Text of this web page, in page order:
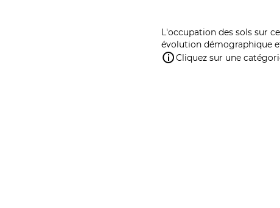
L'occupation des sols sur
évolution démographique
Cliquez sur une